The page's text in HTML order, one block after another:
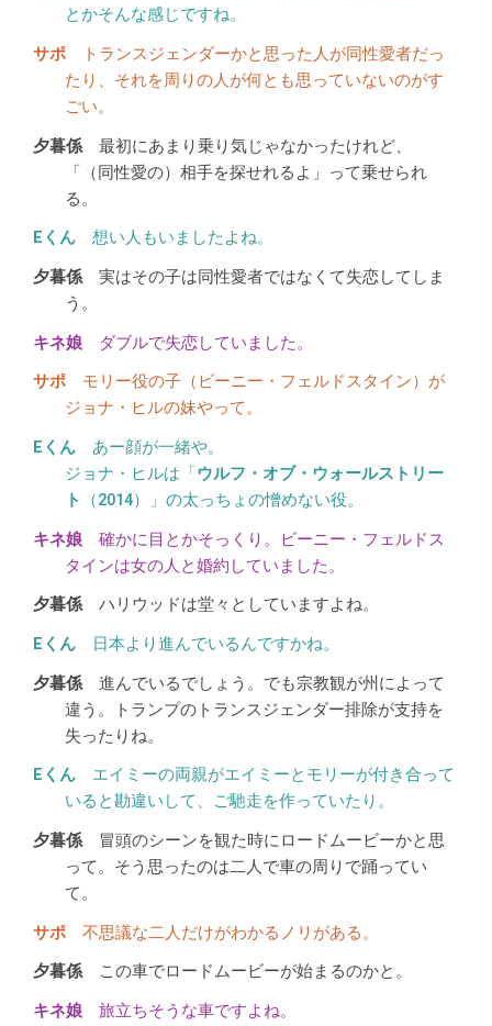
とかそんな感じですね。
トランスジェンダーかと思った人が同性愛者だっ
たり、それを周りの人が何とも思っていないのがす
ごい。
最初にあまり乗り気じゃなかったけれど、
「（同性愛の）相手を探せれるよ」って乗せられ
る。
想い人もいましたよね。
実はその子は同性愛者ではなくて失恋してしま
う。
ダブルで失恋していました。
モリー役の子（ビーニー・フェルドスタイン）が
ジョナ・ヒルの妹やって。
あー顔が一緒や。
ジョナ・ヒルは「ウルフ・オブ・ウォールストリー
ト
（2014）」の太っちょの憎めない役。
確かに目とかそっくり。ビーニー・フェルドス
タインは女の人と婚約していました。
ハリウッドは堂々としていますよね。
日本より進んでいるんですかね。
進んでいるでしょう。でも宗教観が州によって
違う。トランプのトランスジェンダー排除が支持を
失ったりね。
エイミーの両親がエイミーとモリーが付き合って
いると勘違いして、ご馳走を作っていたり。
冒頭のシーンを観た時にロードムービーかと思
って。そう思ったのは二人で車の周りで踊ってい
て。
不思議な二人だけがわかるノリがある。
この車でロードムービーが始まるのかと。
旅立ちそうな車ですよね。